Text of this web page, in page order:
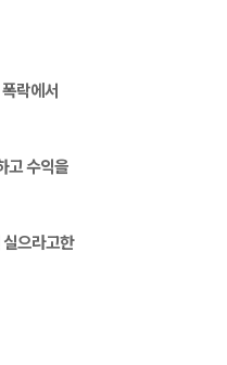
락에서
고 수익을
으라고한